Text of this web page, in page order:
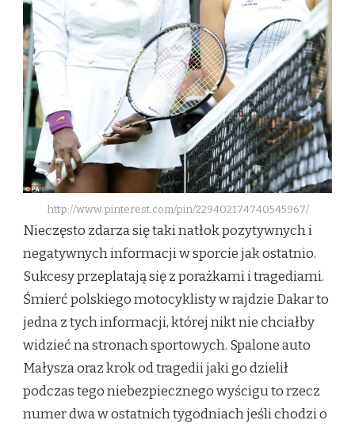
http://www.pinterest.com/pin/229402174740545967/
Nieczęsto zdarza się taki natłok pozytywnych i
negatywnych informacji w sporcie jak ostatnio.
Sukcesy przeplatają się z porażkami i tragediami.
Śmierć polskiego motocyklisty w rajdzie Dakar to
jedna z tych informacji, której nikt nie chciałby
widzieć na stronach sportowych. Spalone auto
Małysza oraz krok od tragedii jaki go dzielił
podczas tego niebezpiecznego wyścigu to rzecz
numer dwa w ostatnich tygodniach jeśli chodzi o